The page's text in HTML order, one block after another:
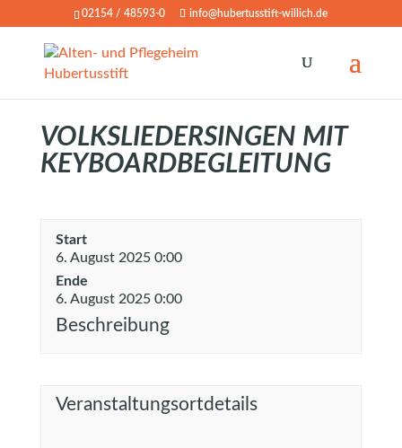
02154 / 48593-0 info@hubertusstift-willich.de
VOLKSLIEDERSINGEN MIT
KEYBOARDBEGLEITUNG
Start
6. August 2025 0:00
Ende
6. August 2025 0:00
Beschreibung
Veranstaltungsortdetails